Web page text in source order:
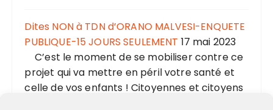
Dites NON à TDN d’ORANO MALVESI-ENQUETE
PUBLIQUE-15 JOURS SEULEMENT 17 mai 2023
C’est le moment de se mobiliser contre ce
projet qui va mettre en péril votre santé et
celle de vos enfants ! Citoyennes et citoyens